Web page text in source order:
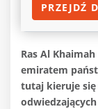
PRZEJDŹ
Ras Al
emiratem
tutaj kieruje